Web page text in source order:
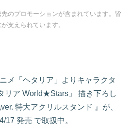
のプロモーションが含まれています。皆
支えられています。
メ「ヘタリア」よりキャラクタ
リア World★Stars」 描き下ろし
特大アクリルスタンド 』が、
17 発売 で取扱中。